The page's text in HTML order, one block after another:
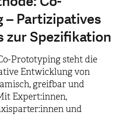
Partizipatives
zur Spezifikation
Prototyping steht die
Entwicklung von
greifbar und
Expert:innen,
und